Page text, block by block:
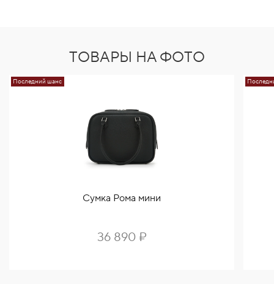
ТОВАРЫ НА ФОТО
Последний шанс
Сумка Рома мини
36 890 ₽